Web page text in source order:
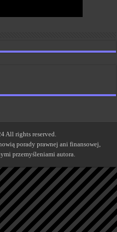
All rights reserved.
porady prawnej ani finansowej,
przemyśleniami autora.